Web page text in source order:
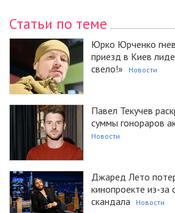
Статьи по теме
Юрко Юрченко
приезд в Киев
свело!»
Новости
Павел Текучев
суммы гонораров
Новости
Джаред Лето
кинопроекте из-за
скандала
Новости